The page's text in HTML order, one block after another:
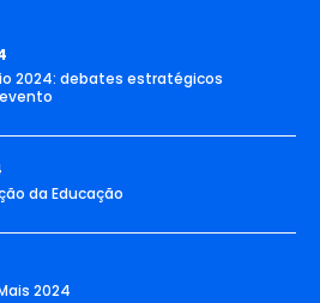
2024: debates estratégicos
da Educação
2024